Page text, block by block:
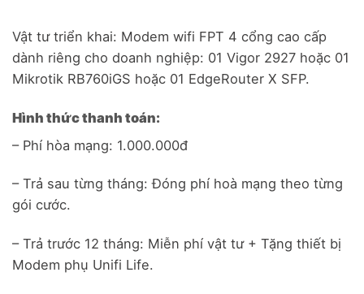
Vật tư triển khai: Modem wifi FPT 4 cổng cao cấp
dành riêng cho doanh nghiệp: 01 Vigor 2927 hoặc 01
Mikrotik RB760iGS hoặc 01 EdgeRouter X SFP.
Hình thức thanh toán:
– Phí hòa mạng: 1.000.000đ
– Trả sau từng tháng: Đóng phí hoà mạng theo từng
gói cước.
– Trả trước 12 tháng: Miễn phí vật tư + Tặng thiết bị
Modem phụ Unifi Life.